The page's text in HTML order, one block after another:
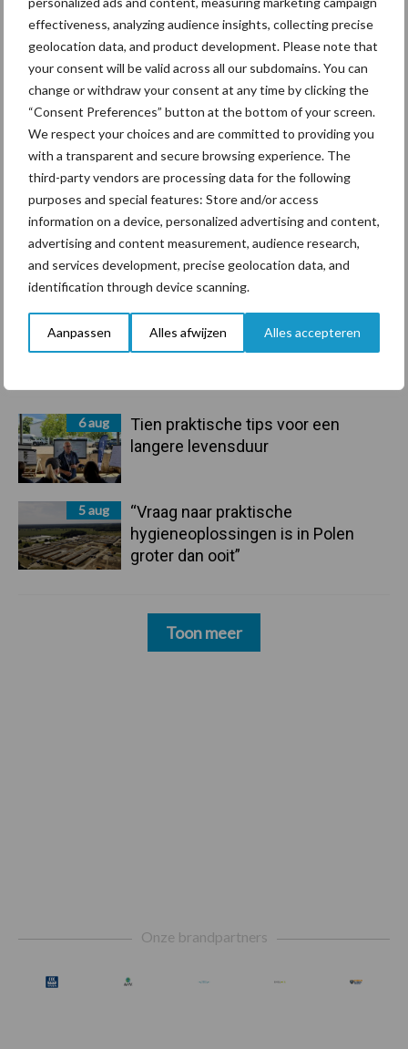
effectiveness, analyzing audience insights, collecting precise
geolocation data, and product development. Please note that
your consent will be valid across all our subdomains. You can
change or withdraw your consent at any time by clicking the
“Consent Preferences” button at the bottom of your screen.
We respect your choices and are committed to providing you
with a transparent and secure browsing experience. The
third-party vendors are processing data for the following
purposes and special features: Store and/or access
information on a device, personalized advertising and content,
advertising and content measurement, audience research,
and services development, precise geolocation data, and
identification through device scanning.
Aanpassen Alles afwijzen Alles accepteren
Primaire
Sidebar
Recent nieuws Partner nieuws
7 aug
Grondstoffenmarkt blijft grillig:
droogte en geopolitiek houden
handel in de greep
De speenhuid: een vaak
onderschatte risicofactor voor
mastitis
6 aug
ForFarmers ziet volume en
marktaandeel groeien in krimpende
6 aug
Tien praktische tips voor een
langere levensduur
5 aug
“Vraag naar praktische
hygieneoplossingen is in Polen
groter dan ooit”
Toon meer
Toon meer
Onze brandpartners